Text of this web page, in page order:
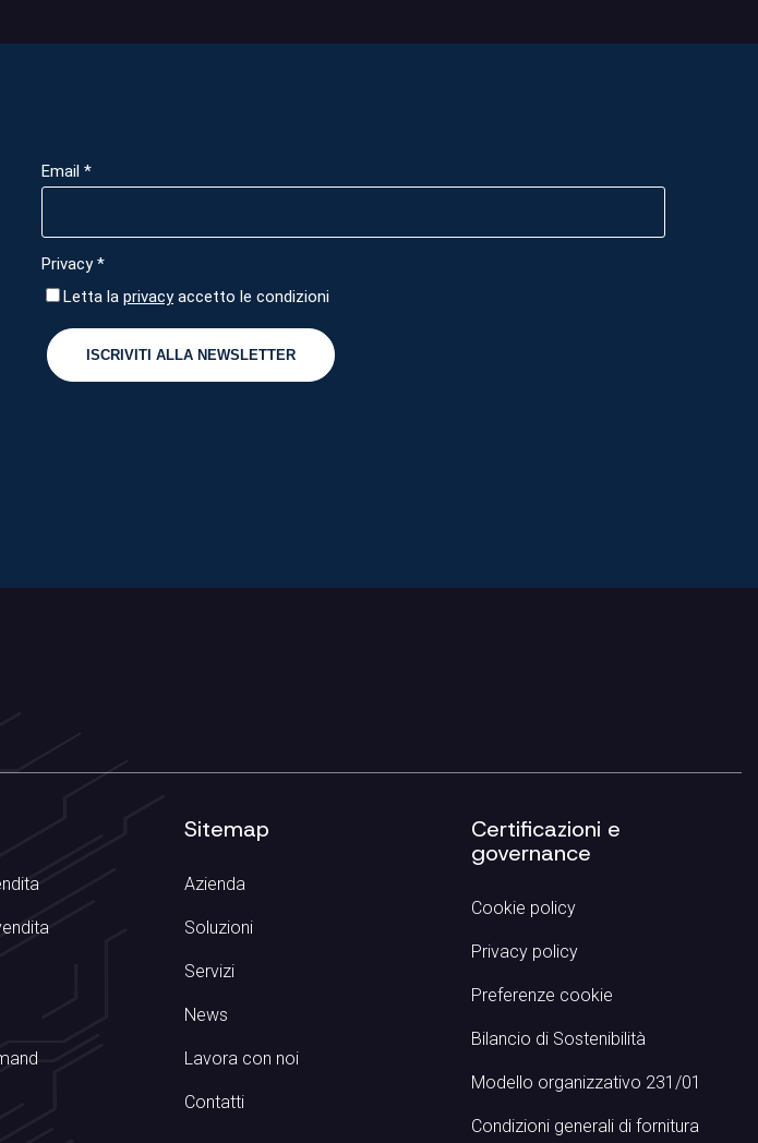
Sitemap
Azienda
Soluzioni
Servizi
News
Lavora con noi
Contatti
Certificazioni e
governance
Cookie policy
Privacy policy
Preferenze cookie
Bilancio di Sostenibilità
Modello organizzativo 231/01
Condizioni generali di fornitura